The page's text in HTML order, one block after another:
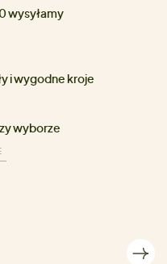
wysyłamy
i wygodne kroje
wyborze